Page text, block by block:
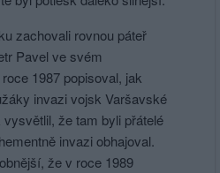
zachovali rovnou páteř
Pavel ve svém
1987 popisoval, jak
invazi vojsk Varšavské
že tam byli přátelé
invazi obhajoval.
že v roce 1989